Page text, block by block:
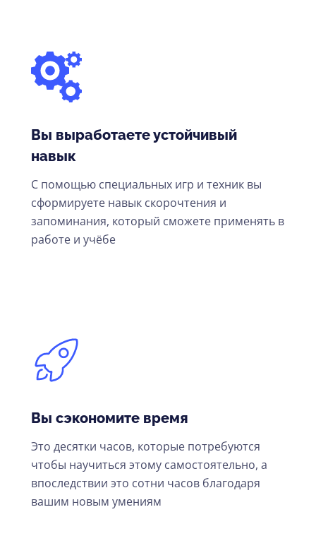
Вы выработаете устойчивый
навык
С помощью специальных игр и техник вы
сформируете навык скорочтения и
запоминания, который сможете применять в
работе и учёбе
Вы сэкономите время
Это десятки часов, которые потребуются
чтобы научиться этому самостоятельно, а
впоследствии это сотни часов благодаря
вашим новым умениям